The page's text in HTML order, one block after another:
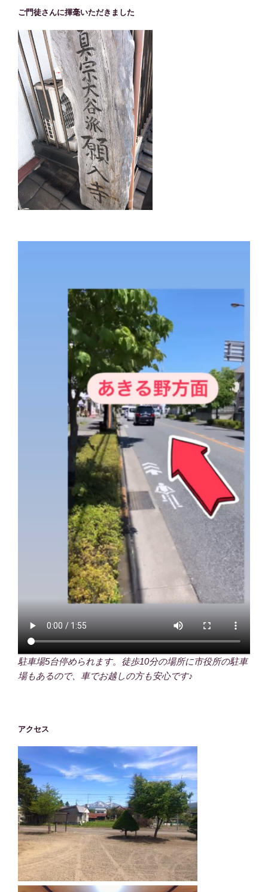
ご門徒さんに揮毫いただきました
駐車場5台停められます。徒歩10分の場所に市役所の駐車
場もあるので、車でお越しの方も安心です♪
アクセス